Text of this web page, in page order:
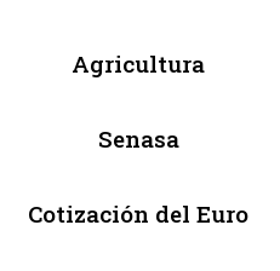
Agricultura
Senasa
Cotización del Euro